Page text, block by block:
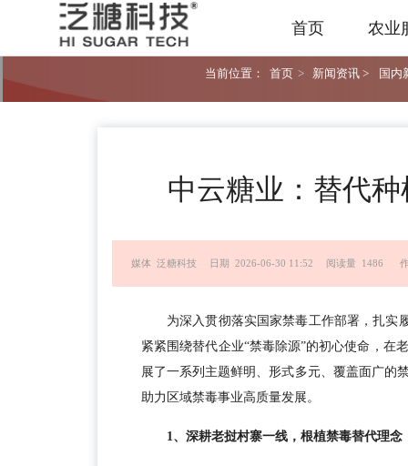
首页 农业
当前位置： 首页 > 新闻资讯 > 国内
中云糖业：替代
媒体 泛糖科技 日期 2026-06-30 11:52 阅读量 1486
为深入贯彻落实国家禁毒工作部署，扎实
紧紧围绕替代企业“禁毒除源”的初心使命，在
展了一系列主题鲜明、形式多元、覆盖面广的
助力区域禁毒事业高质量发展。
1、深耕老挝村寨一线，根植禁毒替代理念